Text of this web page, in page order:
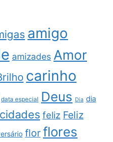
amigo
amizades Amor
carinho
data especial Deus Dia dia
feliz Feliz
flor flores